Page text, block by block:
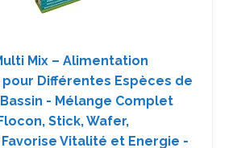
Mix – Alimentation
Différentes Espèces de
- Mélange Complet
Stick, Wafer,
Vitalité et Energie -